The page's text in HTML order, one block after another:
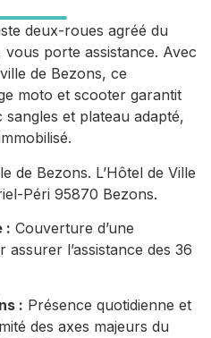
deux-roues agréé du
porte assistance. Avec
de Bezons, ce
moto et scooter garantit
et plateau adapté,
de Bezons. L’Hôtel de Ville
Péri 95870 Bezons.
: Couverture d’une
l’assistance des 36
: Présence quotidienne et
des axes majeurs du